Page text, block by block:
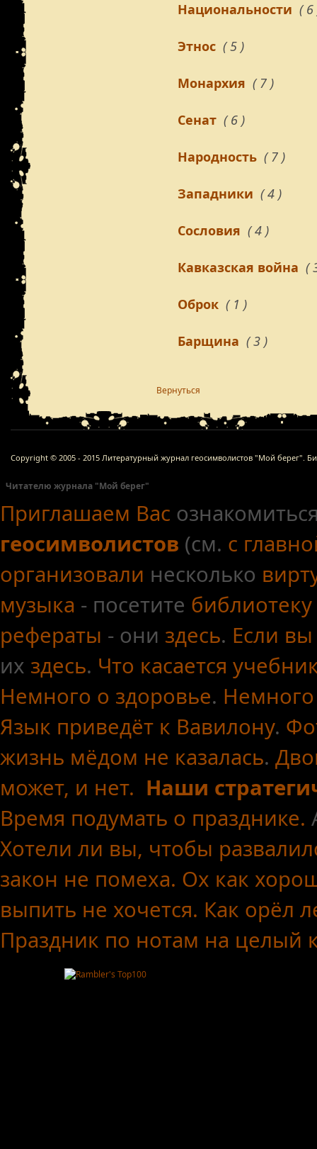
Национальности ( 6
Этнос ( 5 )
Монархия ( 7 )
Сенат ( 6 )
Народность ( 7 )
Западники ( 4 )
Сословия ( 4 )
Кавказская война (
Оброк ( 1 )
Барщина ( 3 )
Вернуться
Copyright © 2005 - 2015 Литературный журнал геосимволистов "Мой берег".
Читателю журнала "Мой берег"
Приглашаем Вас
геосимволистов (см. с
организовали несколько
музыка - посетите
рефераты - они здесь. Если
их здесь. Что касается
Немного о здоровье.
Язык приведёт к Вавилону.
жизнь мёдом не казалась.
может, и нет. Наши
Время подумать о празднике.
Хотели ли вы, чтобы
закон не помеха. Ох как
выпить не хочется. Как орёл
Праздник по нотам на целый